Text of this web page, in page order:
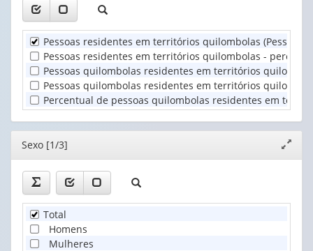
valor):
Unidade
Territorial
(1)
Situação
do
domicílio
(1)
Pessoas residentes em territórios quilombolas (Pessoas)
Pessoas residentes em territórios quilombolas -
Pessoas quilombolas residentes em territórios
Pessoas quilombolas residentes em territórios
Percentual de pessoas quilombolas residentes em
Editor
janela
Sexo [1/3]
Total
Homens
Mulheres